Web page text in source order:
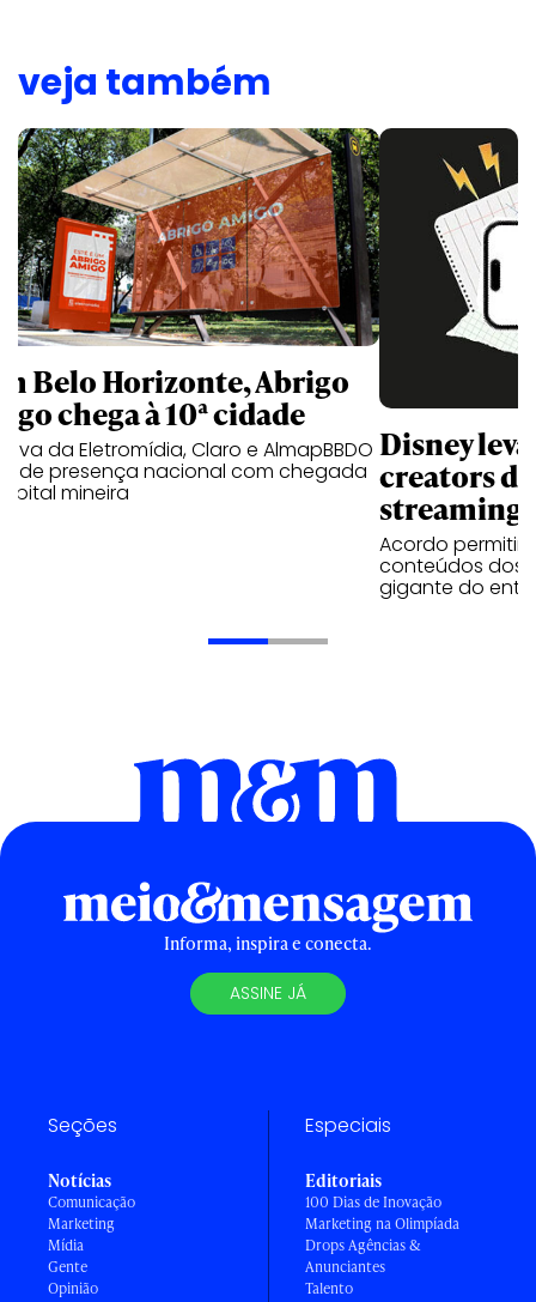
veja também
Belo Horizonte, Abrigo
chega à 10ª cidade
da Eletromídia, Claro e AlmapBBDO
presença nacional com chegada
mineira
Disney
creators
streaming
Acordo
conteúdos dos
gigante do
Informa, inspira e conecta.
ASSINE JÁ
Seções
Notícias
Comunicação
Marketing
Mídia
Gente
Opinião
Especiais
Editoriais
100 Dias de Inovação
Marketing na Olimpíada
Drops Agências &
Anunciantes
Talento